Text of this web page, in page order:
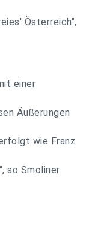
Österreich",
einer
Äußerungen
wie Franz
so Smoliner